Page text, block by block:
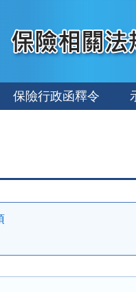
保險行政函釋令